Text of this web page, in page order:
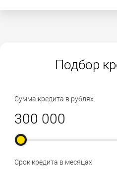
Подбор
Сумма кредита в рублях
Срок кредита в месяцах